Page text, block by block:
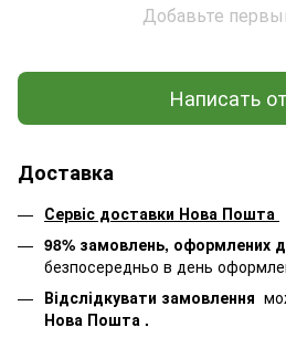
Добавьте
Написать
Доставка
Сервіс доставки Нова Пошта
98% замовлень, оформлених
безпосередньо в день
Відслідкувати замовлення
Нова Пошта .